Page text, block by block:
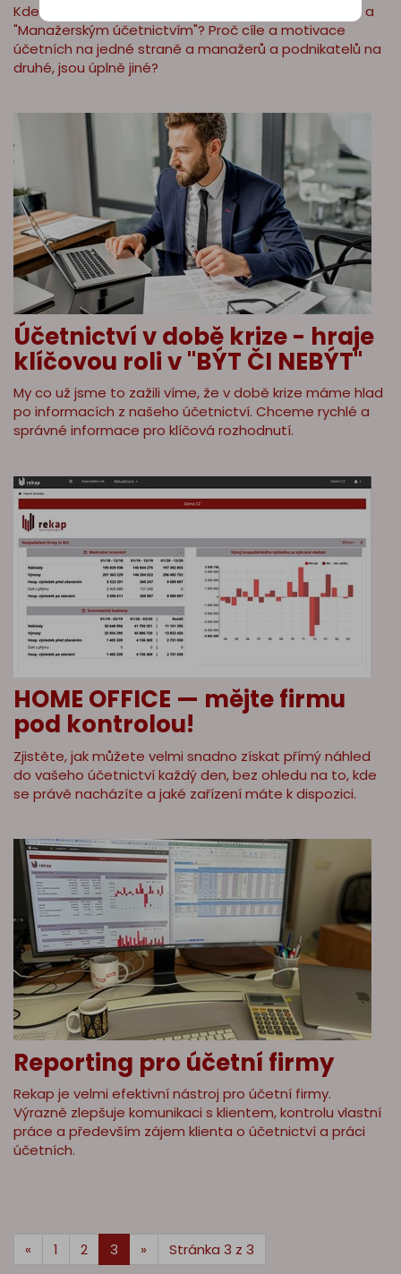
Kde vznikla ta bariéra mezi "Podvojným účetnictvím" a
"Manažerským účetnictvím"? Proč cíle a motivace
účetních na jedné straně a manažerů a podnikatelů na
druhé, jsou úplně jiné?
Účetnictví v době krize - hraje
klíčovou roli v "BÝT ČI NEBÝT"
My co už jsme to zažili víme, že v době krize máme hlad
po informacích z našeho účetnictví. Chceme rychlé a
správné informace pro klíčová rozhodnutí.
HOME OFFICE — mějte firmu
pod kontrolou!
Zjistěte, jak můžete velmi snadno získat přímý náhled
do vašeho účetnictví každý den, bez ohledu na to, kde
se právě nacházíte a jaké zařízení máte k dispozici.
Reporting pro účetní firmy
Rekap je velmi efektivní nástroj pro účetní firmy.
Výrazně zlepšuje komunikaci s klientem, kontrolu vlastní
práce a především zájem klienta o účetnictví a práci
účetních.
« 1 2 3 » Stránka 3 z 3